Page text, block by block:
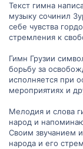
Текст гимна
музыку сочинил
себе чувства
стремления к
Гимн Грузии
борьбу за
исполняется при
мероприятиях и
Мелодия и слова
народ и
Своим звучанием
народа и его